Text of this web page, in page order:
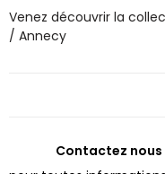
Venez découvrir la
/ Annecy
Contactez nous